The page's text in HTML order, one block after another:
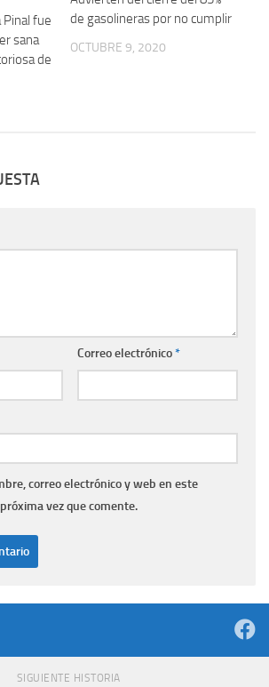
Pinal fue
sana
de
de gasolineras por no cumplir
OCTUBRE 9, 2020
Correo electrónico*
correo electrónico y web en este
vez que comente.
SIGUIENTE HISTORIA